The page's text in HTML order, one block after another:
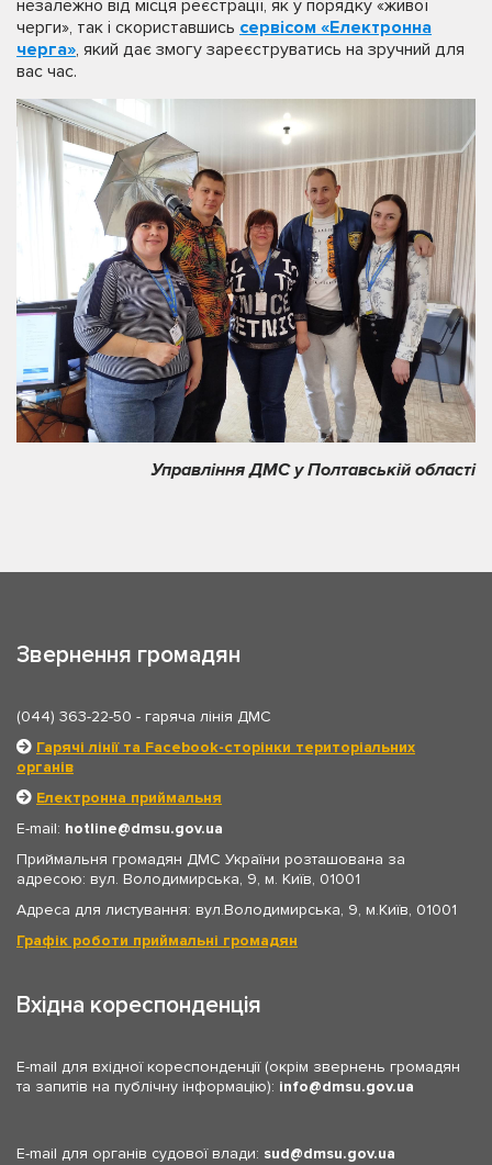
незалежно від місця реєстрації, як у порядку «живої
черги», так і скориставшись сервісом «Електронна
черга», який дає змогу зареєструватись на зручний для
вас час.
Управління ДМС у Полтавській області
Звернення громадян
(044) 363-22-50 - гаряча лінія ДМС
Гарячі лінії та Facebook-сторінки територіальних
органів
Електронна приймальня
E-mail: hotline
dmsu.gov.ua
Приймальня громадян ДМС України розташована за
адресою: вул. Володимирська, 9, м. Київ, 01001
Адреса для листування: вул.Володимирська, 9, м.Київ, 01001
Графік роботи приймальні громадян
Вхідна кореспонденція
E-mail для вхідної кореспонденції (окрім звернень громадян
та запитів на публічну інформацію): info dmsu.gov.ua
E-mail для органів судової влади: sud dmsu.gov.ua